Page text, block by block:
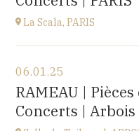
La Scala, PARIS
La Scala, PARIS
13, boulevard de
at19H30
06.01.25
RAMEAU |
Concerts | Arbois